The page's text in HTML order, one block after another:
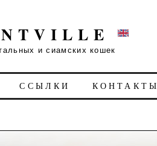
и сиамских кошек
ССЫЛКИ КОНТАКТЫ